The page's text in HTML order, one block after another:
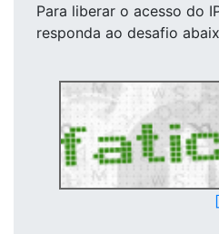
Para liberar o acesso do
responda ao desafio